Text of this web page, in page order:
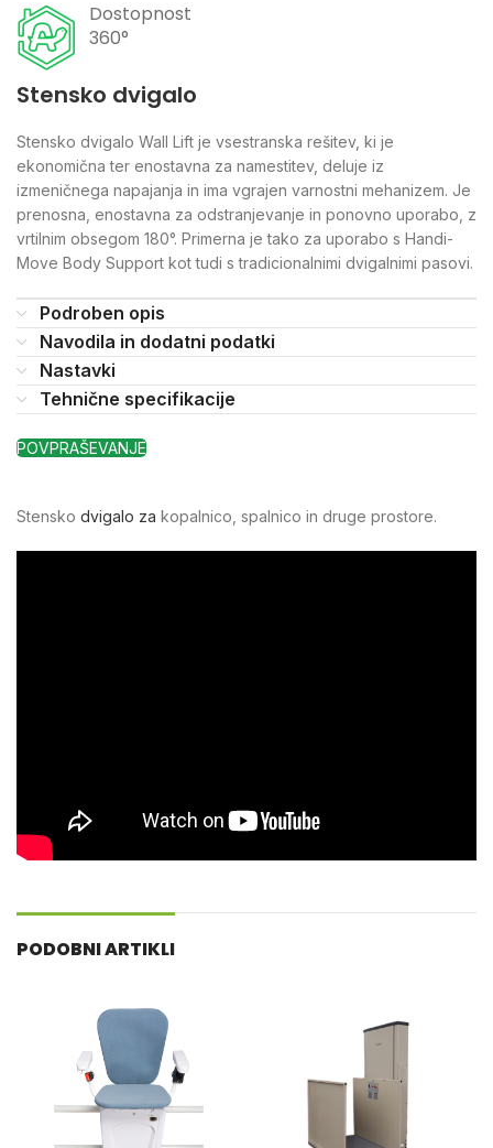
Dostopnost
360°
Stensko dvigalo
Stensko dvigalo Wall Lift je vsestranska rešitev, ki je
ekonomična ter enostavna za namestitev, deluje iz
izmeničnega napajanja in ima vgrajen varnostni mehanizem. Je
prenosna, enostavna za odstranjevanje in ponovno uporabo, z
vrtilnim obsegom 180°. Primerna je tako za uporabo s Handi-
Move Body Support kot tudi s tradicionalnimi dvigalnimi pasovi.
Podroben opis
Navodila in dodatni podatki
Nastavki
Tehnične specifikacije
POVPRAŠEVANJE
Stensko dvigalo za kopalnico, spalnico in druge prostore.
PODOBNI ARTIKLI